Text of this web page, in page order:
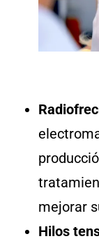
mejorar
Hilos